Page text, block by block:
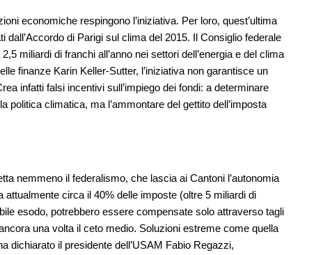
economiche respingono l’iniziativa. Per loro, quest’ultima
di Parigi sul clima del 2015. Il Consiglio federale
miliardi di franchi all’anno nei settori dell’energia e del clima
finanze Karin Keller-Sutter, l’iniziativa non garantisce un
infatti falsi incentivi sull’impiego dei fondi: a determinare
politica climatica, ma l’ammontare del gettito dell’imposta
nemmeno il federalismo, che lascia ai Cantoni l’autonomia
circa il 40% delle imposte (oltre 5 miliardi di
esodo, potrebbero essere compensate solo attraverso tagli
una volta il ceto medio. Soluzioni estreme come quella
dichiarato il presidente dell’USAM Fabio Regazzi,